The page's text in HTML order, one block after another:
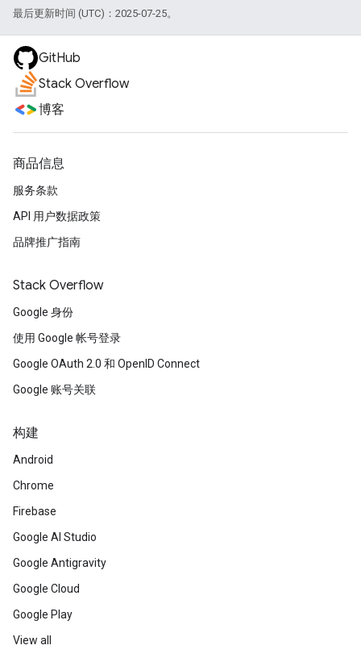
最后更新时间 (UTC)：2025-07-25。
GitHub
Stack Overflow
博客
商品信息
服务条款
API 用户数据政策
品牌推广指南
Stack Overflow
Google 身份
使用 Google 帐号登录
Google OAuth 2.0 和 OpenID Connect
Google 账号关联
构建
Android
Chrome
Firebase
Google AI Studio
Google Antigravity
Google Cloud
Google Play
View all